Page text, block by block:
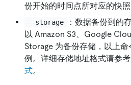
份开始的时间点所对应的快照
--storage
：数据备份到的
以 Amazon S3、Google
Storage 为备份存储，以上
例。详细存储地址格式请参考
式。